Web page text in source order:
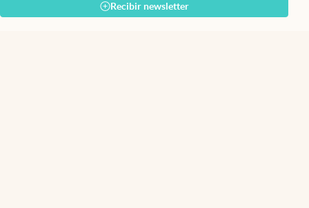
Recibir newsletter